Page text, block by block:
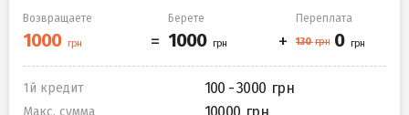
Возвращаете Берете Переплата
1й кредит 100 - 3000
Макс. сумма 10000